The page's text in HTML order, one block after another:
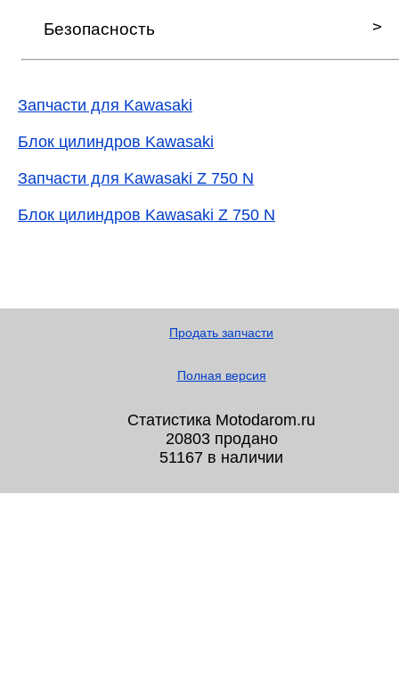
Безопасность
Запчасти для Kawasaki
Блок цилиндров Kawasaki
Запчасти для Kawasaki Z 750 N
Блок цилиндров Kawasaki Z 750 N
Продать запчасти
Полная версия
Статистика Motodarom.ru
20803 продано
51167 в наличии